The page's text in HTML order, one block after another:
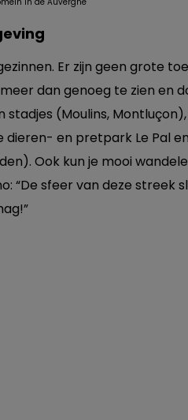
Er zijn geen grote
dan genoeg te zien en
(Moulins,
dieren- en pretpark Le Pal
Ook kun je mooi
“De sfeer van deze streek